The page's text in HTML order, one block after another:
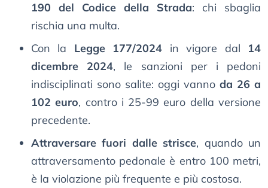
190 del Codice della Strada: chi sbaglia
rischia una multa.
Con la Legge 177/2024 in vigore dal 14
dicembre 2024, le sanzioni per i pedoni
indisciplinati sono salite: oggi vanno da 26 a
102 euro, contro i 25-99 euro della versione
precedente.
Attraversare fuori dalle strisce, quando un
attraversamento pedonale è entro 100 metri,
è la violazione più frequente e più costosa.